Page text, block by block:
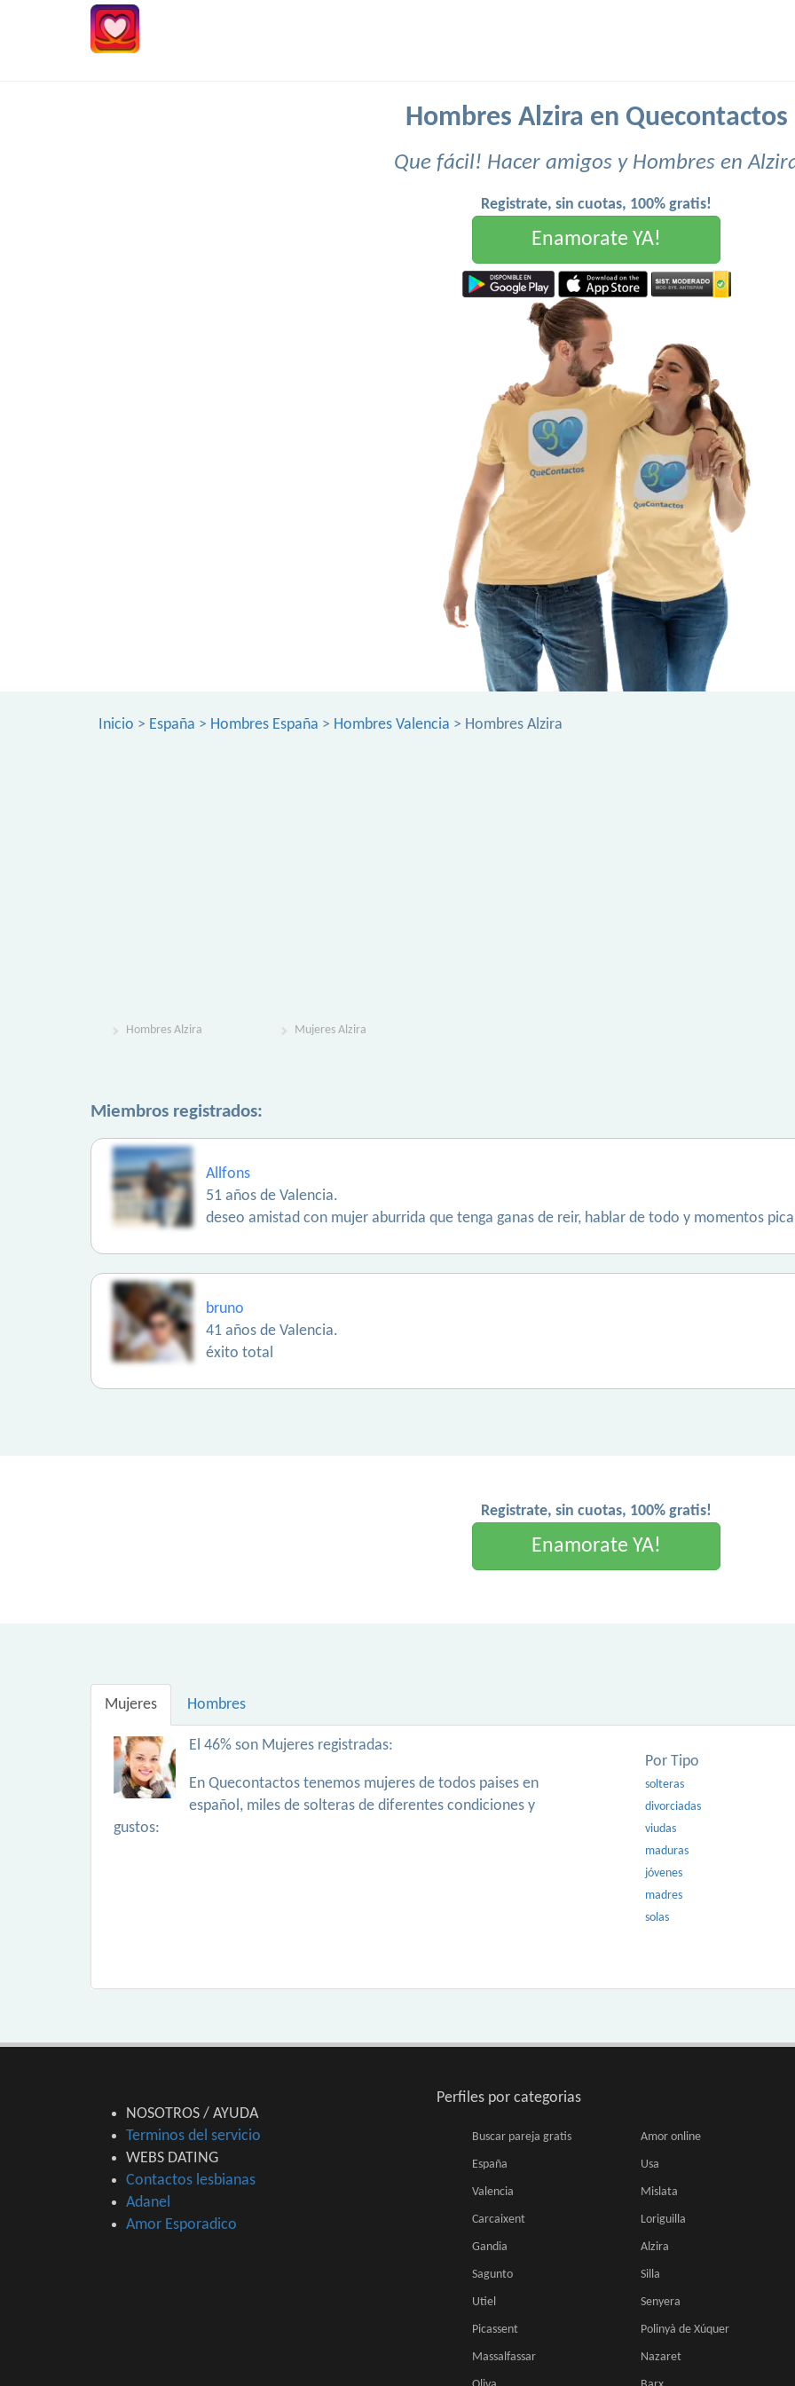
Hombres Alzira en Quecontactos
Que fácil! Hacer amigos y Hombres en
Registrate, sin cuotas, 100% gratis!
Enamorate YA!
Inicio > España > Hombres España > Hombres Valencia > Hombres Alzira
Hombres Alzira Mujeres Alzira
Miembros registrados:
Allfons
51 años de Valencia.
deseo amistad con mujer aburrida que tenga ganas de reir, hablar de todo y momentos
bruno
41 años de Valencia.
éxito total
Registrate, sin cuotas, 100% gratis!
Enamorate YA!
Mujeres Hombres
El 46% son Mujeres registradas:
En Quecontactos tenemos mujeres de todos paises en
español, miles de solteras de diferentes condiciones y
gustos:
Por Tipo
solteras
divorciadas
viudas
maduras
jóvenes
madres
solas
NOSOTROS / AYUDA
Terminos del servicio
WEBS DATING
Contactos lesbianas
Adanel
Amor Esporadico
Perfiles por categorias
Buscar pareja gratis Amor online
España Usa
Valencia Mislata
Carcaixent Loriguilla
Gandia Alzira
Sagunto Silla
Utiel Senyera
Picassent Polinyà de Xúquer
Massalfassar Nazaret